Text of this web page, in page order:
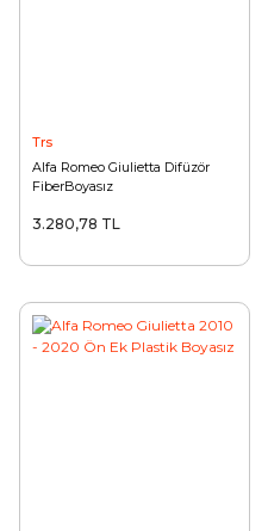
Trs
Alfa Romeo Giulietta Difüzör
FiberBoyasız
3.280,78 TL